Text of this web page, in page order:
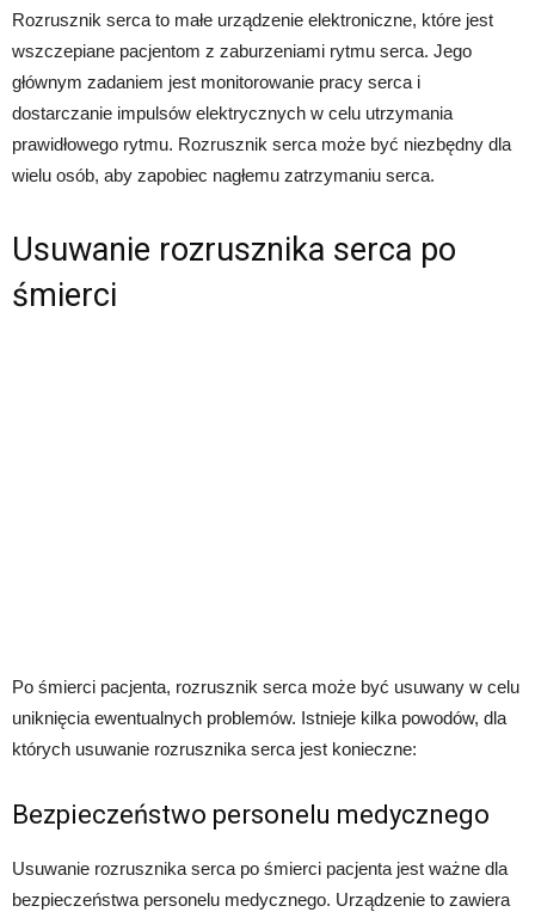
Rozrusznik serca to małe urządzenie elektroniczne, które jest
wszczepiane pacjentom z zaburzeniami rytmu serca. Jego
głównym zadaniem jest monitorowanie pracy serca i
dostarczanie impulsów elektrycznych w celu utrzymania
prawidłowego rytmu. Rozrusznik serca może być niezbędny dla
wielu osób, aby zapobiec nagłemu zatrzymaniu serca.
Usuwanie rozrusznika serca po
śmierci
Po śmierci pacjenta, rozrusznik serca może być usuwany w celu
uniknięcia ewentualnych problemów. Istnieje kilka powodów, dla
których usuwanie rozrusznika serca jest konieczne:
Bezpieczeństwo personelu medycznego
Usuwanie rozrusznika serca po śmierci pacjenta jest ważne dla
bezpieczeństwa personelu medycznego. Urządzenie to zawiera